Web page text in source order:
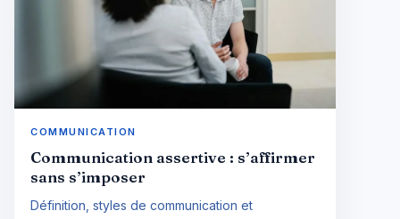
COMMUNICATION
Communication assertive : s’affirmer
sans s’imposer
Définition, styles de communication et